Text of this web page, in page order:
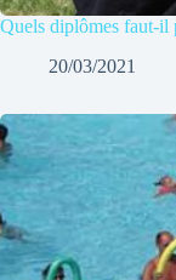
Quels diplômes faut-il
20/03/2021